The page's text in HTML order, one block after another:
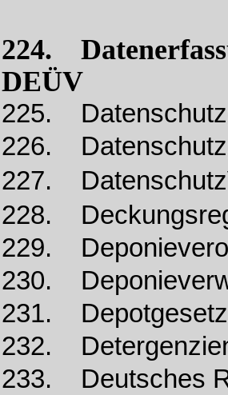
224.
DEÜV
225.
226.
227.
228.
229.
230.
231. Depotgesetz
232.
233. Deutsches